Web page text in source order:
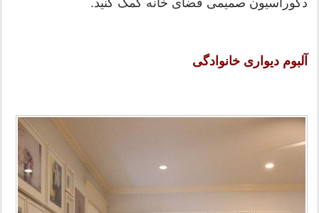
دکوراسیون صمیمی فضای خانه کمک کنید.
آلبوم دیواری خانوادگی